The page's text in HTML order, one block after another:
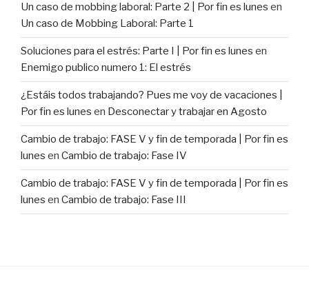
Un caso de mobbing laboral: Parte 2 | Por fin es lunes en
Un caso de Mobbing Laboral: Parte 1
Soluciones para el estrés: Parte I | Por fin es lunes en
Enemigo publico numero 1: El estrés
¿Estáis todos trabajando? Pues me voy de vacaciones |
Por fin es lunes en Desconectar y trabajar en Agosto
Cambio de trabajo: FASE V y fin de temporada | Por fin es
lunes en Cambio de trabajo: Fase IV
Cambio de trabajo: FASE V y fin de temporada | Por fin es
lunes en Cambio de trabajo: Fase III